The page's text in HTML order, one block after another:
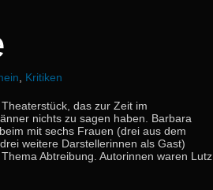
Kritiken
das zur Zeit im
nichts zu sagen haben. Barbara
mit sechs Frauen (drei aus dem
weitere Darstellerinnen als Gast)
Abtreibung. Autorinnen waren Lutz